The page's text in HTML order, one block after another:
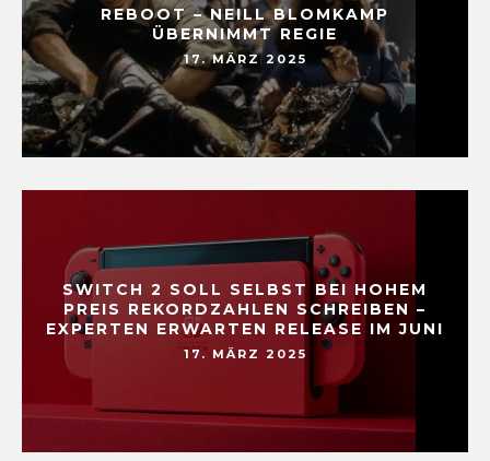
REBOOT – NEILL BLOMKAMP
ÜBERNIMMT REGIE
17. MÄRZ 2025
SWITCH 2 SOLL SELBST BEI HOHEM
PREIS REKORDZAHLEN SCHREIBEN –
EXPERTEN ERWARTEN RELEASE IM JUNI
17. MÄRZ 2025